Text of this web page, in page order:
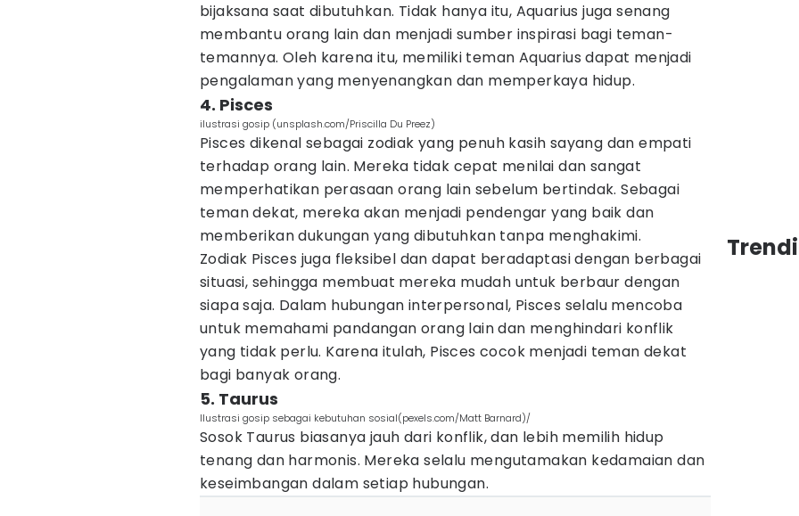
bijaksana saat dibutuhkan. Tidak hanya itu, Aquarius juga senang
membantu orang lain dan menjadi sumber inspirasi bagi teman-
temannya. Oleh karena itu, memiliki teman Aquarius dapat menjadi
pengalaman yang menyenangkan dan memperkaya hidup.
4. Pisces
ilustrasi gosip (unsplash.com/Priscilla Du Preez)
Pisces dikenal sebagai zodiak yang penuh kasih sayang dan empati
terhadap orang lain. Mereka tidak cepat menilai dan sangat
memperhatikan perasaan orang lain sebelum bertindak. Sebagai
teman dekat, mereka akan menjadi pendengar yang baik dan
memberikan dukungan yang dibutuhkan tanpa menghakimi.
Zodiak Pisces juga fleksibel dan dapat beradaptasi dengan berbagai
situasi, sehingga membuat mereka mudah untuk berbaur dengan
siapa saja. Dalam hubungan interpersonal, Pisces selalu mencoba
untuk memahami pandangan orang lain dan menghindari konflik
yang tidak perlu. Karena itulah, Pisces cocok menjadi teman dekat
bagi banyak orang.
5. Taurus
Ilustrasi gosip sebagai kebutuhan sosial(pexels.com/Matt Barnard)/
Sosok Taurus biasanya jauh dari konflik, dan lebih memilih hidup
tenang dan harmonis. Mereka selalu mengutamakan kedamaian dan
keseimbangan dalam setiap hubungan.